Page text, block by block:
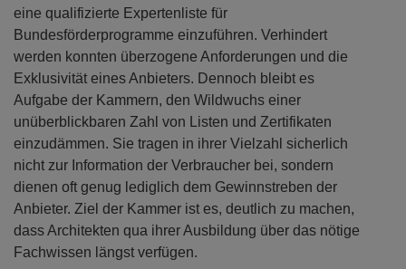
eine qualifizierte Expertenliste für
Bundesförderprogramme einzuführen. Verhindert
werden konnten überzogene Anforderungen und die
Exklusivität eines Anbieters. Dennoch bleibt es
Aufgabe der Kammern, den Wildwuchs einer
unüberblickbaren Zahl von Listen und Zertifikaten
einzudämmen. Sie tragen in ihrer Vielzahl sicherlich
nicht zur Information der Verbraucher bei, sondern
dienen oft genug lediglich dem Gewinnstreben der
Anbieter. Ziel der Kammer ist es, deutlich zu machen,
dass Architekten qua ihrer Ausbildung über das nötige
Fachwissen längst verfügen.